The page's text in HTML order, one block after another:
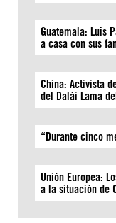
Guatemala: Luis
a casa con sus
China: Activista
del Dalái Lama
“Durante cinco
Unión Europea:
a la situación de